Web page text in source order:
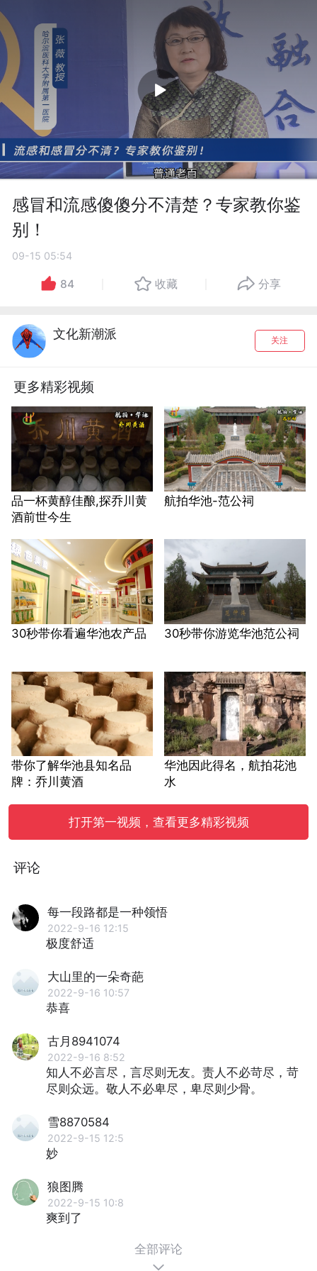
感冒和流感傻傻分不清楚？专家教你鉴
别！
09-15 05:54
84 收藏 分享
文化新潮派 关注
更多精彩视频
品一杯黄醇佳酿,探乔川黄
酒前世今生
航拍华池-范公祠
30秒带你看遍华池农产品 30秒带你游览华池范公祠
带你了解华池县知名品
牌：乔川黄酒
华池因此得名，航拍花池
水
打开第一视频，查看更多精彩视频
评论
每一段路都是一种领悟
2022-9-16 12:15
极度舒适
大山里的一朵奇葩
2022-9-16 10:57
恭喜
古月8941074
2022-9-16 8:52
知人不必言尽，言尽则无友。责人不必苛尽，苛
尽则众远。敬人不必卑尽，卑尽则少骨。
雪8870584
2022-9-15 12:5
妙
狼图腾
2022-9-15 10:8
爽到了
全部评论